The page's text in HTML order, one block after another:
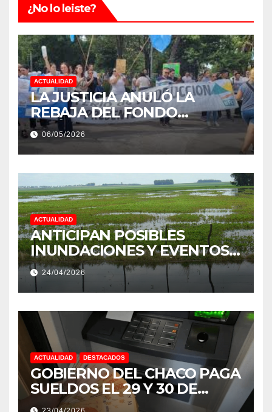
¿No lo leiste?
ACTUALIDAD
LA JUSTICIA ANULÓ LA
REBAJA DEL FONDO
ESTÍMULO A EMPLEADOS DE
PRODUCCIÓN DE LA
PROVINCIA DEL CHACO
06/05/2026
ACTUALIDAD
ANTICIPAN POSIBLES
INUNDACIONES Y EVENTOS
EXTREMOS: “PODRÍA SER UN
NIÑO MUY IMPORTANTE”
24/04/2026
ACTUALIDAD DESTACADOS
GOBIERNO DEL CHACO PAGA
SUELDOS EL 29 Y 30 DE
ABRIL, CON EL 2% DE